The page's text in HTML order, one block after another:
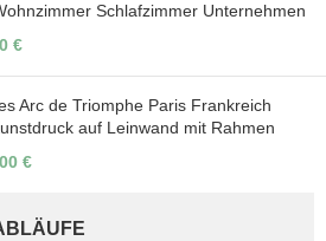
Schlafzimmer Unternehmen
€
Arc de Triomphe Paris Frankreich
auf Leinwand mit Rahmen
€